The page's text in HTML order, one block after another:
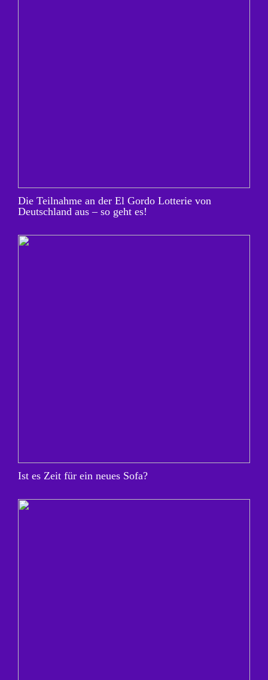
Die Teilnahme an der El Gordo Lotterie von
Deutschland aus – so geht es!
Ist es Zeit für ein neues Sofa?